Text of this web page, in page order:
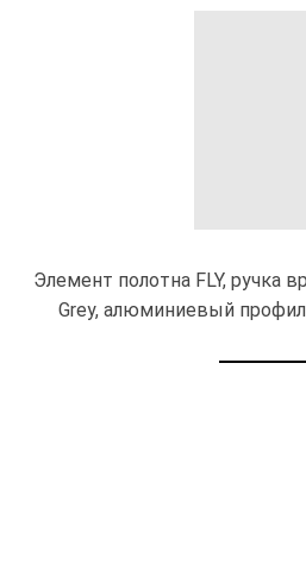
Элемент полотна FLY, ручка
Grey, алюминиевый